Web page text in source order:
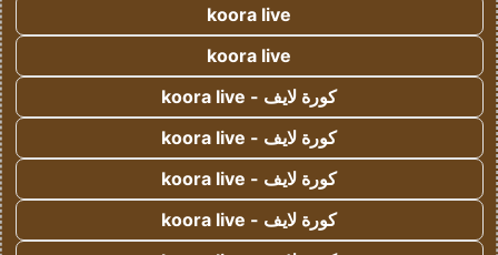
koora live
koora live
كورة لايف - koora live
كورة لايف - koora live
كورة لايف - koora live
كورة لايف - koora live